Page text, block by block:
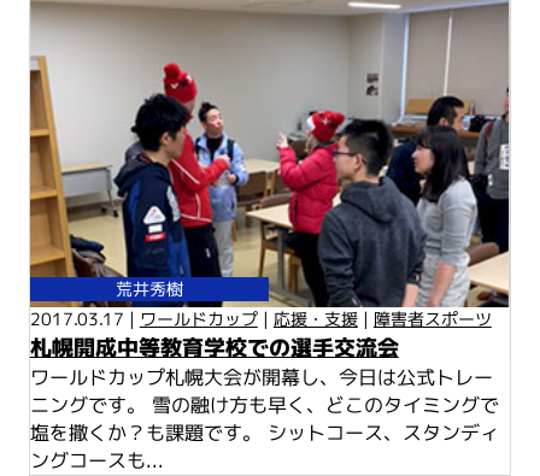
荒井秀樹
2017.03.17 | ワールドカップ| 応援・支援| 障害者スポーツ
札幌開成中等教育学校での選手交流会
ワールドカップ札幌大会が開幕し、今日は公式トレー
ニングです。 雪の融け方も早く、どこのタイミングで
塩を撒くか？も課題です。 シットコース、スタンディ
ングコースも...